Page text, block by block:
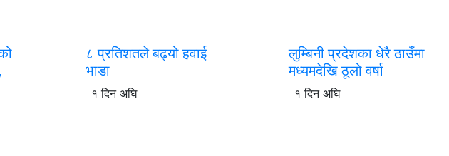
८ प्रतिशतले बढ्यो हवाई
भाडा
१ दिन अघि
लुम्बिनी प्रदेशका धेरै ठाउँमा
मध्यमदेखि ठूलो वर्षा
१ दिन अघि